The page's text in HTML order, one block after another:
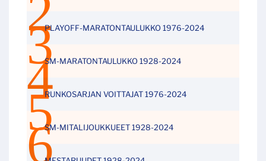
PLAYOFF-MARATONTAULUKKO 1976-2024
SM-MARATONTAULUKKO 1928-2024
RUNKOSARJAN VOITTAJAT 1976-2024
SM-MITALIJOUKKUEET 1928-2024